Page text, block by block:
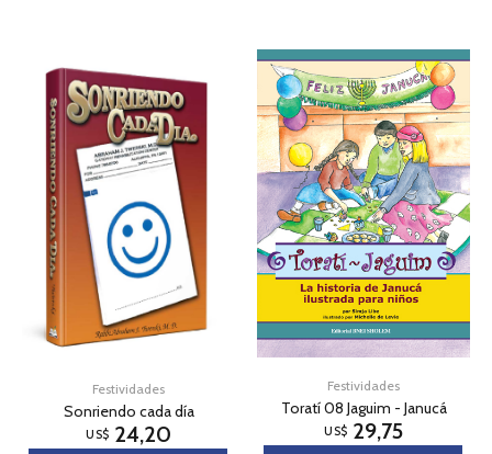
Festividades
Sonriendo cada día
US$ 24,20
Festividades
Toratí 08 Jaguim - Janucá
US$ 29,75